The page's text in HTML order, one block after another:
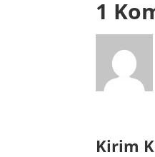
1
Kirim